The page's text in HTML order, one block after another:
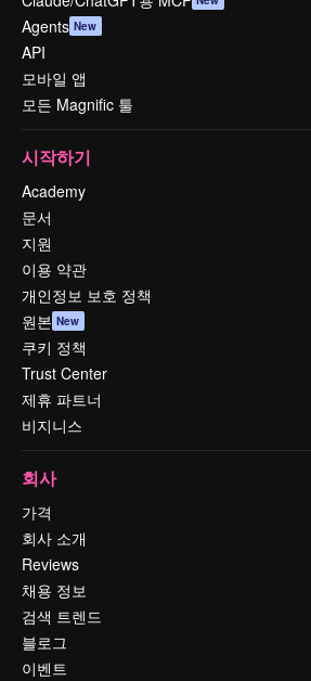
Agents New
API
모바일 앱
모든 Magnific 툴
시작하기
Academy
문서
지원
이용 약관
개인정보 보호 정책
원본 New
쿠키 정책
Trust Center
제휴 파트너
비지니스
회사
가격
회사 소개
Reviews
채용 정보
검색 트렌드
블로그
이벤트